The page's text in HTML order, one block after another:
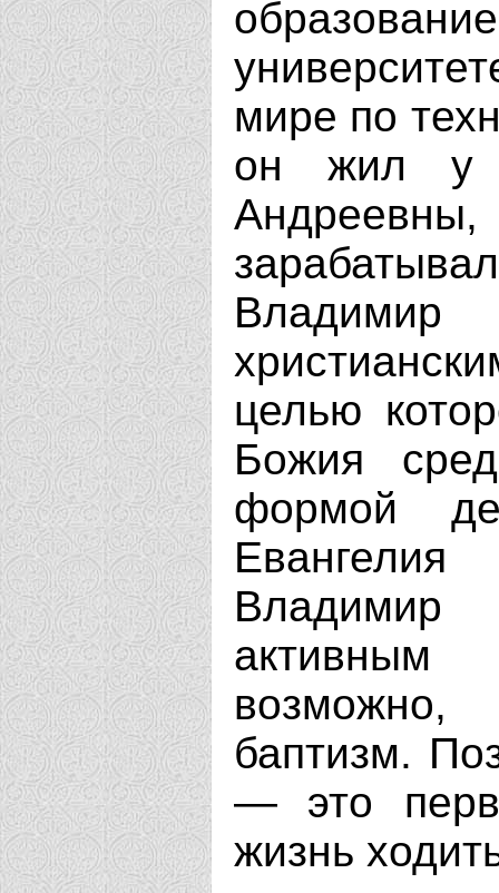
мире по
он жил у
целью
Божия
формой
баптизм.
— это
жизнь